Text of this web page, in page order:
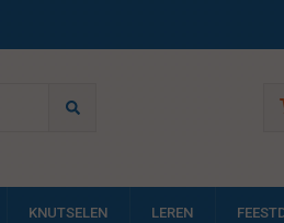
KNUTSELEN LEREN